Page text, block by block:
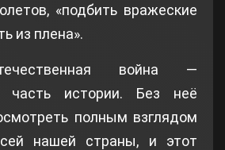
«подбить вражеские
из плена».
война —
часть истории. Без неё
полным взглядом
нашей страны, и этот